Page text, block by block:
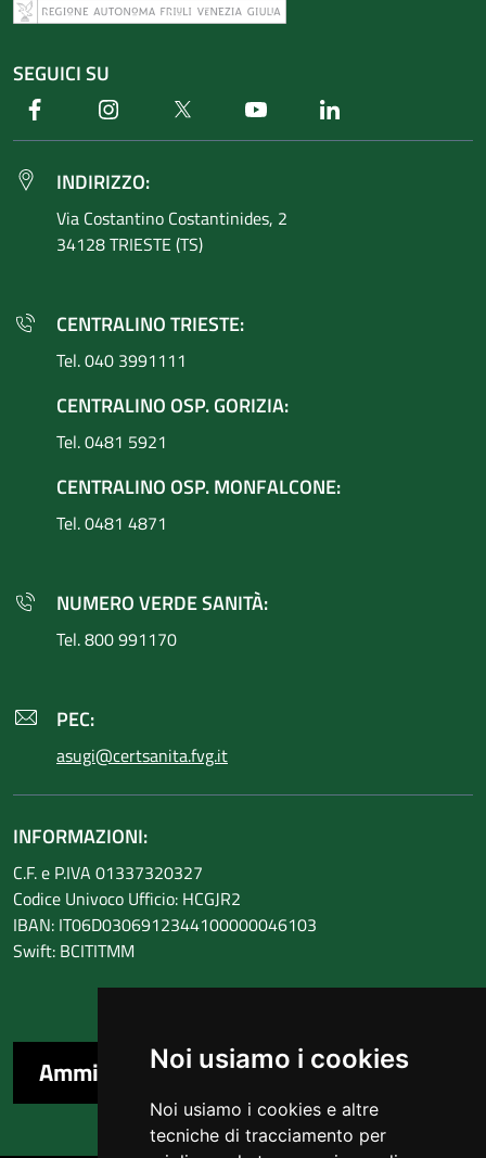
Noi usiamo i cookies
Noi usiamo i cookies e altre
tecniche di tracciamento per
SEGUICI SU
Facebook Instagram Twitter Youtube
INDIRIZZO:
Via Costantino Costantinides, 2
34128 TRIESTE (TS)
CENTRALINO TRIESTE:
Tel. 040 3991111
CENTRALINO OSP. GORIZIA:
Tel. 0481 5921
CENTRALINO OSP. MONFALCONE:
Tel. 0481 4871
NUMERO VERDE SANITÀ:
Tel. 800 991170
PEC:
asugi@certsanita.fvg.it
INFORMAZIONI:
C.F. e P.IVA 01337320327
Codice Univoco Ufficio: HCGJR2
IBAN: IT06D0306912344100000046103
Swift: BCITITMM
Amministrazione trasparente